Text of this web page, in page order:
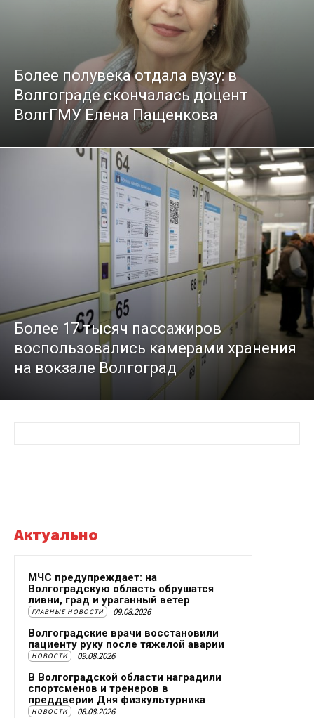
Более полувека отдала вузу: в
Волгограде скончалась доцент
ВолгГМУ Елена Пащенкова
Более 17 тысяч пассажиров
воспользовались камерами хранения
на вокзале Волгоград
Актуально
МЧС предупреждает: на
Волгоградскую область обрушатся
ливни, град и ураганный ветер
ГЛАВНЫЕ НОВОСТИ 09.08.2026
Волгоградские врачи восстановили
пациенту руку после тяжелой аварии
НОВОСТИ 09.08.2026
В Волгоградской области наградили
спортсменов и тренеров в
преддверии Дня физкультурника
НОВОСТИ 08.08.2026